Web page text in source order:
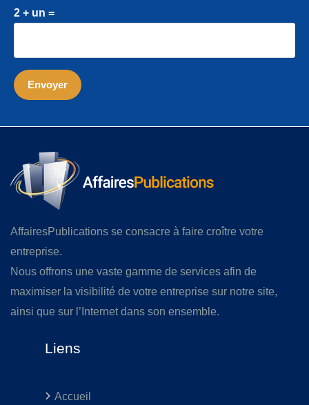
2 + un =
AffairesPublications se consacre à faire croître votre
entreprise.
Nous offrons une vaste gamme de services afin de
maximiser la visibilité de votre entreprise sur notre site,
ainsi que sur l’Internet dans son ensemble.
Liens
Accueil